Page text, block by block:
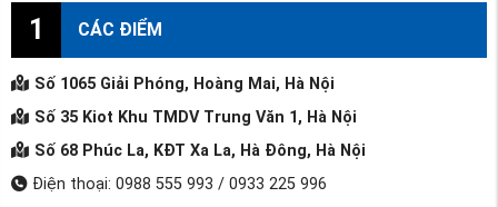
1 CÁC ĐIỂM
Số 1065 Giải Phóng, Hoàng Mai, Hà Nội
Số 35 Kiot Khu TMDV Trung Văn 1, Hà Nội
Số 68 Phúc La, KĐT Xa La, Hà Đông, Hà Nội
Điện thoại: 0988 555 993 / 0933 225 996